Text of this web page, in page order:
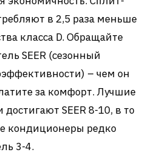
в 2,5 раза меньше
класса D. Обращайте
SEER (сезонный
– чем он
за комфорт. Лучшие
SEER 8-10, в то
кондиционеры редко
3-4.